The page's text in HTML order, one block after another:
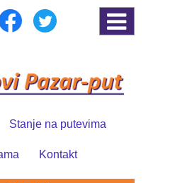
Stanje na putevima
Kontakt